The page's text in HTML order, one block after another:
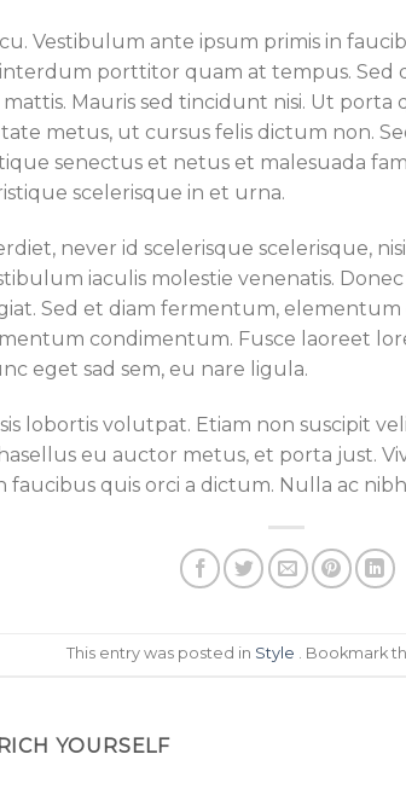
Vestibulum ante ipsum primis in
interdum porttitor quam at tempus.
Mauris sed tincidunt nisi. Ut porta
metus, ut cursus felis dictum non.
senectus et netus et malesuada
scelerisque in et urna.
never id scelerisque scelerisque,
iaculis molestie venenatis.
Sed et diam fermentum, elementum
condimentum. Fusce laoreet
eget sad sem, eu nare ligula.
lobortis volutpat. Etiam non suscipit
eu auctor metus, et porta just.
faucibus quis orci a dictum. Nulla ac
This entry was posted in Style . Bookmark
YOURSELF